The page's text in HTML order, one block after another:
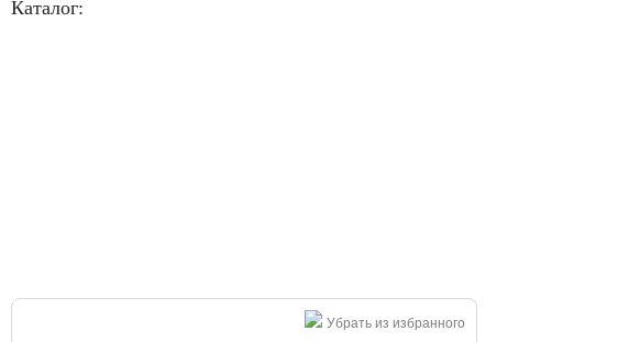
Каталог:
Убрать из избранного